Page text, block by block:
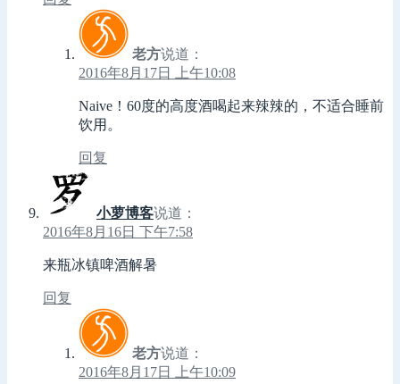
老方说道：
2016年8月17日 上午10:08
Naive！60度的高度酒喝起来辣辣的，不适合睡前
饮用。
回复
小萝博客说道：
2016年8月16日 下午7:58
来瓶冰镇啤酒解暑
回复
老方说道：
2016年8月17日 上午10:09